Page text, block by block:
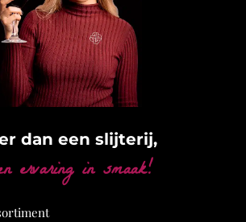
dan een slijterij,
ervaring in smaak!